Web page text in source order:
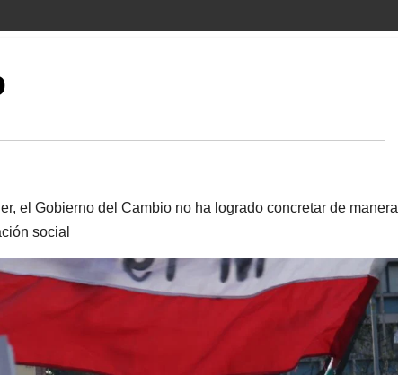
el Gobierno del Cambio no ha logrado concretar de manera
social